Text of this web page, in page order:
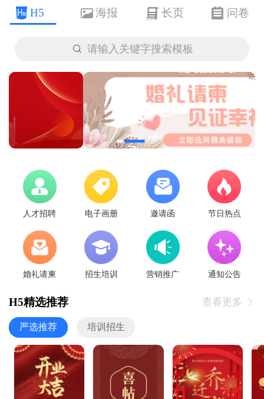
H5 海报 长页 问卷
 请输入关键字搜索模板
人才招聘 电子画册 邀请函 节日热点
婚礼请柬 招生培训 营销推广 通知公告
H5精选推荐 查看更多 
严选推荐 培训招生